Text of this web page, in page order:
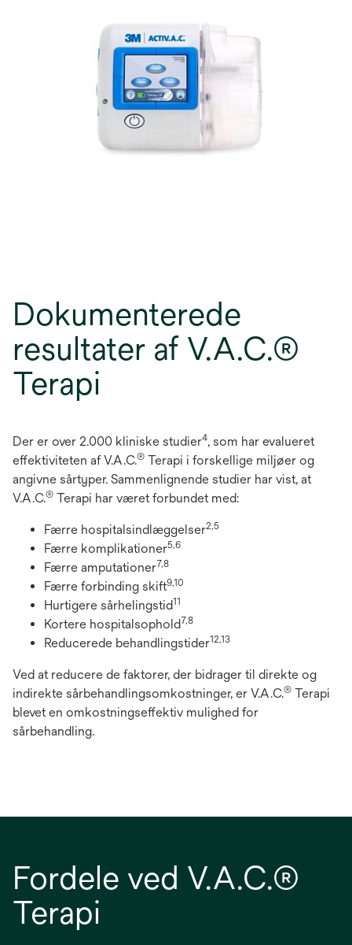
Dokumenterede
resultater af V.A.C.®
Terapi
Der er over 2.000 kliniske studier4, som har evalueret
effektiviteten af V.A.C.® Terapi i forskellige miljøer og
angivne sårtyper. Sammenlignende studier har vist, at
V.A.C.® Terapi har været forbundet med:
Færre hospitalsindlæggelser2,5
Færre komplikationer5,6
Færre amputationer7,8
Færre forbinding skift9,10
Hurtigere sårhelingstid11
Kortere hospitalsophold7,8
Reducerede behandlingstider12,13
Ved at reducere de faktorer, der bidrager til direkte og
indirekte sårbehandlingsomkostninger, er V.A.C.® Terapi
blevet en omkostningseffektiv mulighed for
sårbehandling.
Fordele ved V.A.C.®
Terapi